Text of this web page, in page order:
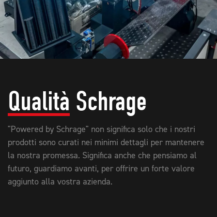
Qualità Schrage
"Powered by Schrage" non significa solo che i nostri
prodotti sono curati nei minimi dettagli per mantenere
la nostra promessa. Significa anche che pensiamo al
futuro, guardiamo avanti, per offrire un forte valore
aggiunto alla vostra azienda.